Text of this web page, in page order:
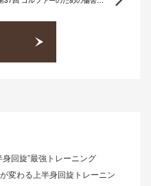
回旋”最強トレーニング
変わる上半身回旋トレーニン